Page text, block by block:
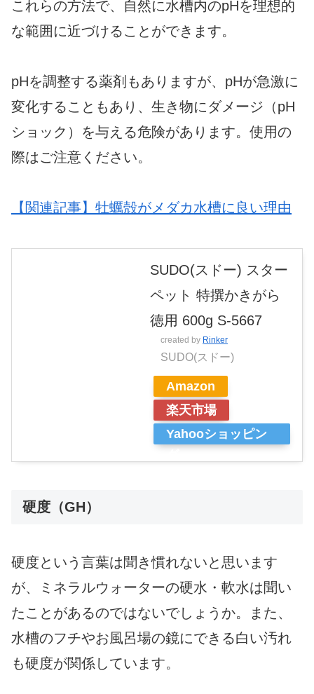
これらの方法で、自然に水槽内のpHを理想的
な範囲に近づけることができます。
pHを調整する薬剤もありますが、pHが急激に
変化することもあり、生き物にダメージ（pH
ショック）を与える危険があります。使用の
際はご注意ください。
【関連記事】牡蠣殻がメダカ水槽に良い理由
SUDO(スドー) スター
ペット 特撰かきがら
徳用 600g S-5667
created by Rinker
SUDO(スドー)
Amazon
楽天市場
Yahooショッピン
硬度（GH）
硬度という言葉は聞き慣れないと思います
が、ミネラルウォーターの硬水・軟水は聞い
たことがあるのではないでしょうか。また、
水槽のフチやお風呂場の鏡にできる白い汚れ
も硬度が関係しています。